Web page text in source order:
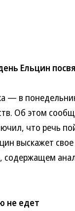
Ельцин
— в
Об этом
что речь
выскажет
содержащем
не едет